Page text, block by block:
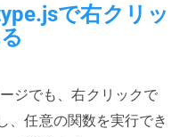
で右クリッ
ジでも、右クリックで
、任意の関数を実行でき